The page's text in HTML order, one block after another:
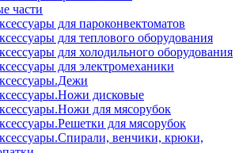
части
для пароконвектоматов
для теплового оборудования
для холодильного оборудования
для электромеханики
дисковые
для мясорубок
для мясорубок
венчики, крюки,